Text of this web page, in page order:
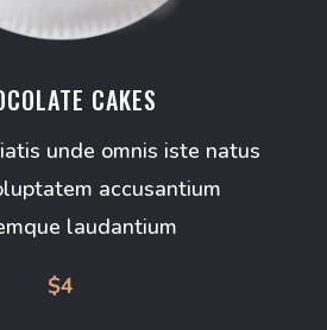
CAKES
unde omnis iste natus
accusantium
laudantium
$4